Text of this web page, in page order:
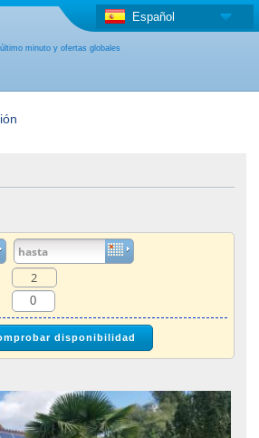
minuto y ofertas globales
Español
hora + Oferta global